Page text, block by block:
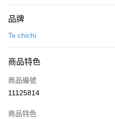
信用卡一次付款
3 期 0 利率 每期
合作金庫商業銀行
上海商業儲蓄銀行
超商取貨付款
LINE Pay
Apple Pay
品牌
Te chichi
商品特色
商品編號
11125814
商品特色